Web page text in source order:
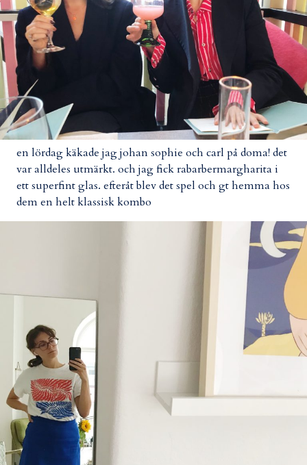
en lördag käkade jag johan sophie och carl på doma! det
var alldeles utmärkt. och jag fick rabarbermargharita i
ett superfint glas. efteråt blev det spel och gt hemma hos
dem en helt klassisk kombo